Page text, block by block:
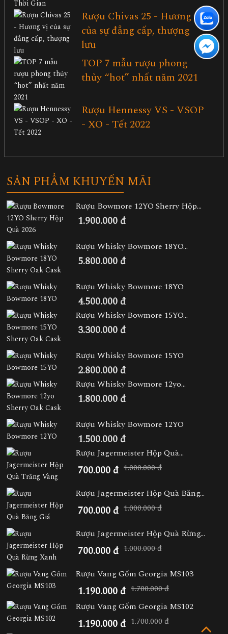
Rượu Chivas 25 - Hương vị
của sự đẳng cấp, thượng
lưu
TOP 7 mẫu rượu phong
thủy “hot” nhất năm 2021
Rượu Hennessy VS - VSOP
- XO - Tết 2022
SẢN PHẨM KHUYẾN MÃI
Rượu Bowmore 12YO Sherry Hộp...
1.900.000 đ
Rượu Whisky Bowmore 18YO...
5.800.000 đ
Rượu Whisky Bowmore 18YO
4.500.000 đ
Rượu Whisky Bowmore 15YO...
3.300.000 đ
Rượu Whisky Bowmore 15YO
2.800.000 đ
Rượu Whisky Bowmore 12yo...
1.800.000 đ
Rượu Whisky Bowmore 12YO
1.500.000 đ
Rượu Jagermeister Hộp Quà...
700.000 đ 1.000.000 đ
Rượu Jagermeister Hộp Quà Băng...
700.000 đ 1.000.000 đ
Rượu Jagermeister Hộp Quà Rừng...
700.000 đ 1.000.000 đ
Rượu Vang Gốm Georgia MS103
1.190.000 đ 1.700.000 đ
Rượu Vang Gốm Georgia MS102
1.190.000 đ 1.700.000 đ